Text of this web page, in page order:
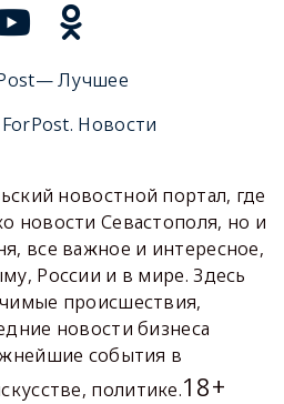
Лучшее
ForPost. Новости
новостной портал, где
новости Севастополя, но и
все важное и интересное,
России и в мире. Здесь
происшествия,
новости бизнеса
события в
политике.18+